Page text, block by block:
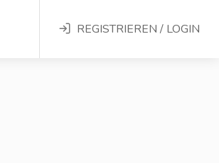
REGISTRIEREN / LOGIN